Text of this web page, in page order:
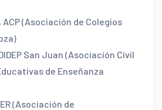
, ACP (Asociación de Colegios
San Juan (Asociación Civil
de Enseñanza
(Asociación de